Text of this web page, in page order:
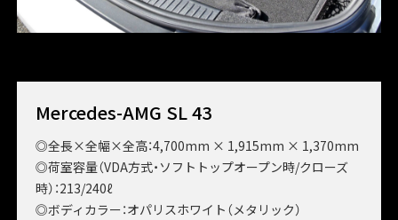
Mercedes-AMG SL 43
◎全長×全幅×全高：4,700mm × 1,915mm × 1,370mm
◎荷室容量（VDA方式・ソフトトップオープン時/クローズ
時）：213/240ℓ
◎ボディカラー：オパリスホワイト（メタリック）